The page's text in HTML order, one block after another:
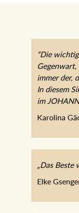
“Die
immer der,
In diesem
im
Karolina
„Das
Elke